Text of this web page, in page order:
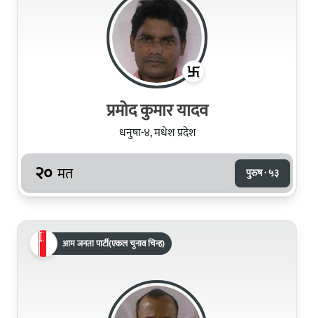
प्रमोद कुमार यादव
धनुषा-४, मधेश प्रदेश
२० मत पुरुष · ५३
आम जनता पार्टी(एकल चुनाव चिन्ह)